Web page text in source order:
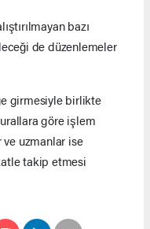
bazı
de düzenlemeler
girmesiyle birlikte
göre işlem
uzmanlar ise
takip etmesi